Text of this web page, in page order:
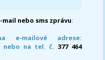
nebo sms zprávu:
e-mailové adrese:
nebo na tel. č. 377 464